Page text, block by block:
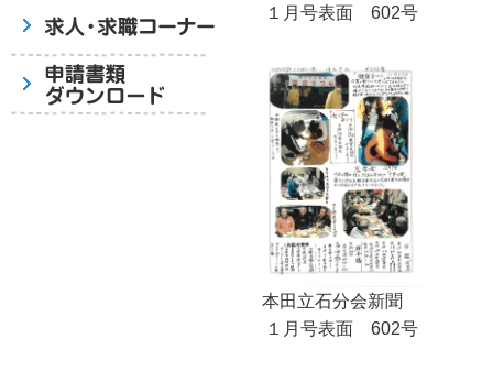
１月号表面 602号
本田立石分会新聞
１月号表面 602号